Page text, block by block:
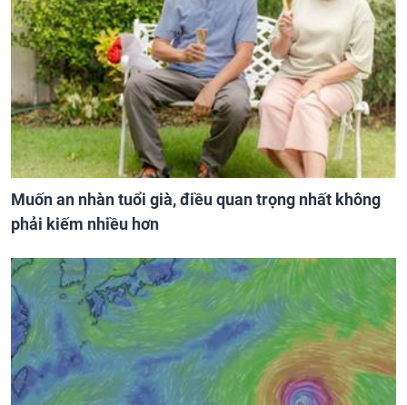
Muốn an nhàn tuổi già, điều quan trọng nhất không
phải kiếm nhiều hơn